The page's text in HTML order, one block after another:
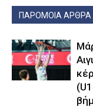
ΠΑΡΟΜΟΙΑ ΑΡΘΡΑ